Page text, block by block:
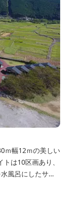
ｍ幅12ｍの美しい
は10区画あり、
風呂にしたサウ